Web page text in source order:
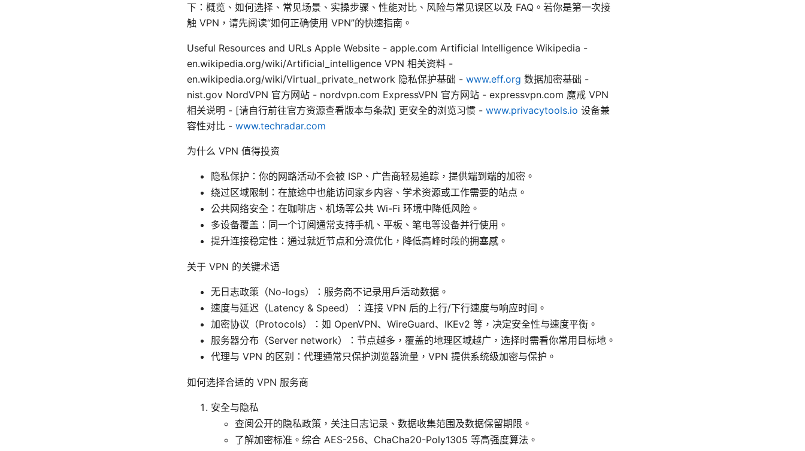
下：概览、如何选择、常见场景、实操步骤、性能对比、风险与常见误区以及 FAQ。若你是第一次接
触 VPN，请先阅读“如何正确使用 VPN”的快速指南。
Useful Resources and URLs Apple Website - apple.com Artificial Intelligence Wikipedia -
en.wikipedia.org/wiki/Artificial_intelligence VPN 相关资料 -
en.wikipedia.org/wiki/Virtual_private_network 隐私保护基础 - www.eff.org 数据加密基础 -
nist.gov NordVPN 官方网站 - nordvpn.com ExpressVPN 官方网站 - expressvpn.com 魔戒 VPN
相关说明 - [请自行前往官方资源查看版本与条款] 更安全的浏览习惯 - www.privacytools.io 设备兼
容性对比 - www.techradar.com
为什么 VPN 值得投资
隐私保护：你的网路活动不会被 ISP、广告商轻易追踪，提供端到端的加密。
绕过区域限制：在旅途中也能访问家乡内容、学术资源或工作需要的站点。
公共网络安全：在咖啡店、机场等公共 Wi-Fi 环境中降低风险。
多设备覆盖：同一个订阅通常支持手机、平板、笔电等设备并行使用。
提升连接稳定性：通过就近节点和分流优化，降低高峰时段的拥塞感。
关于 VPN 的关键术语
无日志政策（No-logs）：服务商不记录用户活动数据。
速度与延迟（Latency & Speed）：连接 VPN 后的上行/下行速度与响应时间。
加密协议（Protocols）：如 OpenVPN、WireGuard、IKEv2 等，决定安全性与速度平衡。
服务器分布（Server network）：节点越多，覆盖的地理区域越广，选择时需看你常用目标地。
代理与 VPN 的区别：代理通常只保护浏览器流量，VPN 提供系统级加密与保护。
如何选择合适的 VPN 服务商
安全与隐私
查阅公开的隐私政策，关注日志记录、数据收集范围及数据保留期限。
了解加密标准。综合 AES-256、ChaCha20-Poly1305 等高强度算法。